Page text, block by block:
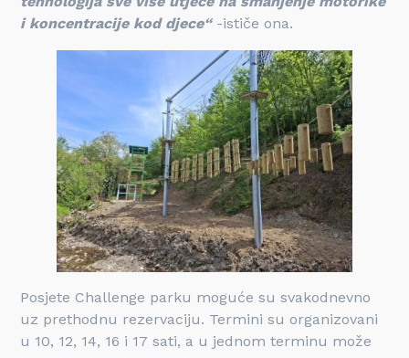
i koncentracije kod djece“-ističe ona.
Posjete Challenge parku moguće su svakodnevno
uz prethodnu rezervaciju. Termini su organizovani
u 10, 12, 14, 16 i 17 sati, a u jednom terminu može